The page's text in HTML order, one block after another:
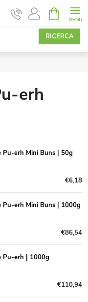
RICERCA
DELLA
SPESA
erh
Pu-erh Mini Buns | 50g
€6,18
Pu-erh Mini Buns | 1000g
€86,54
Pu-erh | 1000g
€110,94